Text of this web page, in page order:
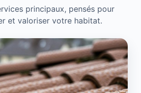
principaux, pensés pour
et valoriser votre habitat.